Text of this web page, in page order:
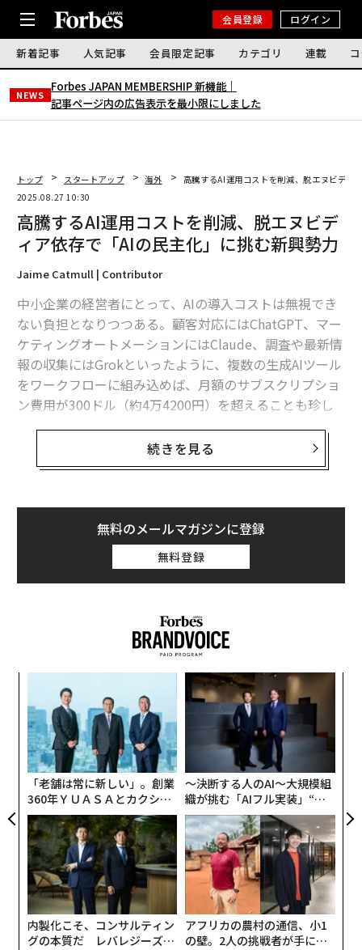
会員登録 ログイン
新着記事 人気記事 会員限定記事 カテゴリ 連載
NEWS
Forbes JAPAN MEMBERSHIP 新機能｜
記事ページ内の広告表示を最小限にしました
トップ スタートアップ 海外
高騰するAI運用コストを削減、脱エヌビディ
2025.08.27 10:30
高騰するAI運用コストを削減、脱エヌビデ
ィア依存で「AIの民主化」に挑む新興勢力
Jaime Catmull | Contributor
中小企業の経営者にとって、AIの導入コストは無視でき
ない負担となりつつある。顧客対応にはChatGPT、マー
ケティングオートメーションにはClaude、調査や最新情
報の収集にはGrokといったように、複数の生成AIツール
をワークフローに組み込めば、月額のサブスクリプショ
ン費用が300ドル（約4万4200円）を超えることも珍し
くない。手頃な価格で利用可能とされてきたテクノロジ
ーが、実際には企業に大きな出費を強いている。
く、バックエンドのハードウェアに起因していることは
あまり知られていない。AIモデルは回答を生成する際、
学習したモデルからアウトプットを導き出す「推論」と
呼ばれるプロセスを経る。AIの学習には巨額のコストが
かかるが、一度完了すれば済む。しかし、推論は日々数
おける最大のランニングコストの一つであると同時に、
業界全体の電力需給を逼迫させる持続的なエネルギー需
この見えにくいコストは、個人や小規模事業者にとって
AIを高価なツールにしている。しかし、その状況は変わ
りつつある。「 Positron AI（ポジトロンAI）」、「
Groq
（グロック）」、「Cerebras Systems（セレブラス・シ
ステムズ）」、「Sambanova Systems（サンバノバ・
システムズ）」といった新興ハードウェア企業が推論コ
ストを劇的に引き下げる競争を繰り広げており、AIは現
状の贅沢品から、フリーランサーや教育者、小売業者、
起業家が日常的に活用できる身近なインフラへと変化す
るかもしれない。
続きを見る
無料のメールマガジンに登録
無料登録
「老舗は常に新しい」。創業
360年ＹＵＡＳＡとカクシン
CEO田尻望が語る、AIを超え
る人の価値
〜決断する人のAI〜大規模組
織が挑む「AIフル実装」“使
う”企業から“動く”企業へ【N
TTドコモビジネス×PwC】
内製化こそ、コンサルティン
グの本質だ レバレジーズが
アフリカの農村の通信、小1
の壁。2人の挑戦者が手にし